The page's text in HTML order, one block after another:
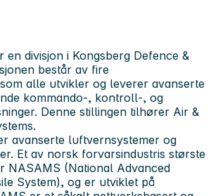
en divisjon i Kongsberg Defence &
består av fire
alle utvikler og leverer avanserte
kommando-, kontroll-, og
Denne stillingen tilhører Air &
avanserte luftvernsystemer og
Et av norsk forvarsindustris største
NASAMS (National Advanced
System), og er utviklet på